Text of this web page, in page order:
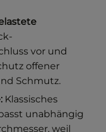
vor und
offener
Schmutz.
Klassisches
unabhängig
weil